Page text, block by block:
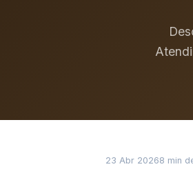
23 Abr 20268 min